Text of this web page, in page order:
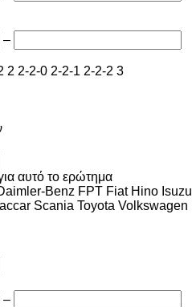
–
2 2-2-0 2-2-1 2-2-2 3
αυτό το ερώτημα
Benz FPT Fiat Hino Isuzu
Scania Toyota Volkswagen
–